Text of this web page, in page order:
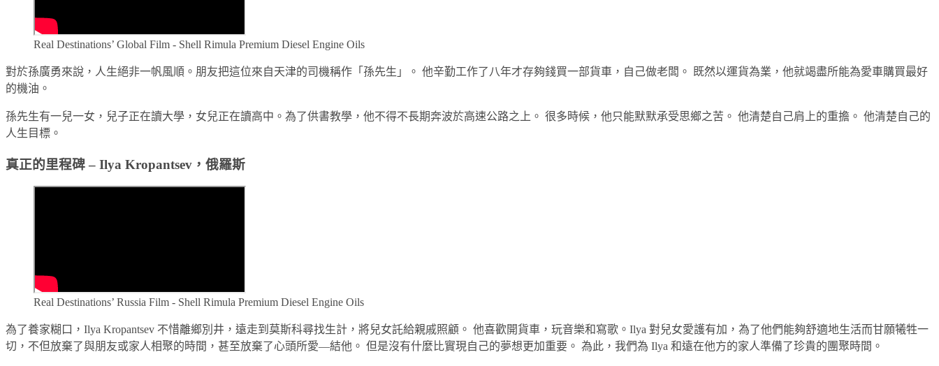
Real Destinations’ Global Film - Shell Rimula Premium Diesel Engine Oils
對於孫廣勇來說，人生絕非一帆風順。朋友把這位來自天津的司機稱作「孫先生」。 他辛勤工作了八年才存夠錢買一部貨車，自己做老闆。 既然以運貨為業，他就竭盡所能為愛車購買最好
的機油。
孫先生有一兒一女，兒子正在讀大學，女兒正在讀高中。為了供書教學，他不得不長期奔波於高速公路之上。 很多時候，他只能默默承受思鄉之苦。 他清楚自己肩上的重擔。 他清楚自己的
人生目標。
真正的里程碑 – Ilya Kropantsev，俄羅斯
Real Destinations’ Russia Film - Shell Rimula Premium Diesel Engine Oils
為了養家糊口，Ilya Kropantsev 不惜離鄉別井，遠走到莫斯科尋找生計，將兒女託給親戚照顧。 他喜歡開貨車，玩音樂和寫歌。Ilya 對兒女愛護有加，為了他們能夠舒適地生活而甘願犧牲一
切，不但放棄了與朋友或家人相聚的時間，甚至放棄了心頭所愛—結他。 但是沒有什麼比實現自己的夢想更加重要。 為此，我們為 Ilya 和遠在他方的家人準備了珍貴的團聚時間。